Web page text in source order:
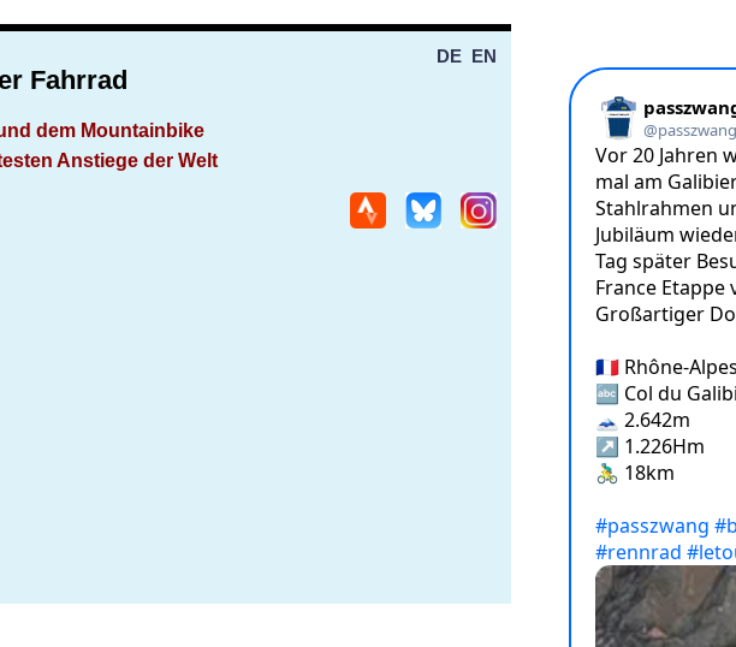
DE EN
Fahrrad
dem Mountainbike
Anstiege der Welt